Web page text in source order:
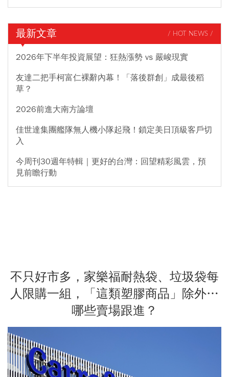
最新文章 / HOT NEWS /
2026年下半年投資展望：狂熱漲勢 vs 嚴峻現實
友達二把手柯富仁裸辭內幕！「落後群創」成最後稻
草？
2026前進大南方論壇
佳世達集團艦隊無人機小隊起飛！鎖定美日頂級客戶切
入
今周刊30週年特輯｜更好的台灣：回望精彩風雲，預
見前瞻行動
不只好市多，家樂福耐熱袋、垃圾袋每
人限購一組，「這類塑膠商品」除外…
哪些賣場跟進？